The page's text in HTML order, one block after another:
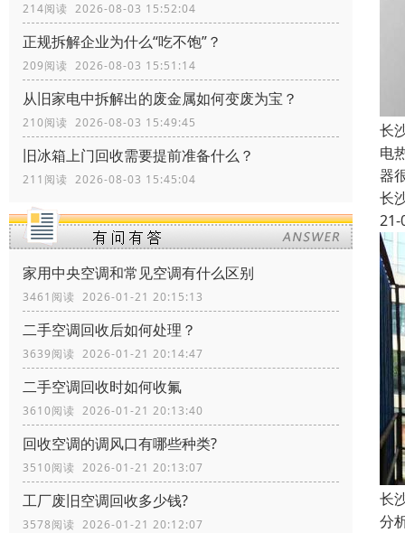
214阅读 2026-08-03 15:52:04
正规拆解企业为什么“吃不饱”？
209阅读 2026-08-03 15:51:14
从旧家电中拆解出的废金属如何变废为宝？
210阅读 2026-08-03 15:49:45
旧冰箱上门回收需要提前准备什么？
211阅读 2026-08-03 15:45:04
家用中央空调和常见空调有什么区别
3461阅读 2026-01-21 20:15:13
二手空调回收后如何处理？
3639阅读 2026-01-21 20:14:47
二手空调回收时如何收氟
3610阅读 2026-01-21 20:13:40
回收空调的调风口有哪些种类?
3510阅读 2026-01-21 20:13:07
工厂废旧空调回收多少钱?
3578阅读 2026-01-21 20:12:07
长
电
器
长
21-
长
分